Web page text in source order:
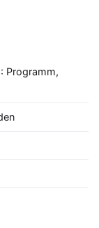
Programm,